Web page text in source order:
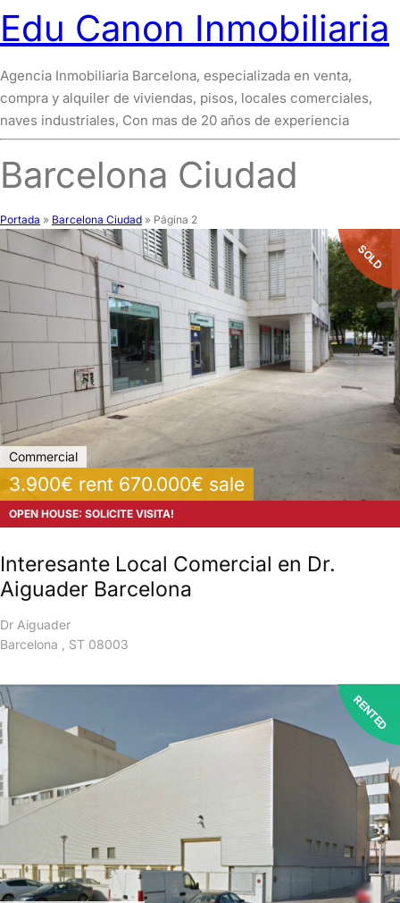
Edu Canon Inmobiliaria
Agencia Inmobiliaria Barcelona, especializada en venta,
compra y alquiler de viviendas, pisos, locales comerciales,
naves industriales, Con mas de 20 años de experiencia
Barcelona Ciudad
Portada » Barcelona Ciudad » Página 2
SOLD
Commercial
3.900€ rent 670.000€ sale
OPEN HOUSE: SOLICITE VISITA!
Interesante Local Comercial en Dr.
Aiguader Barcelona
Dr Aiguader
Barcelona , ST 08003
RENTED